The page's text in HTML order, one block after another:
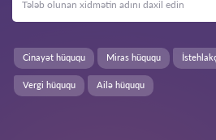
Ailə hüququ
Cinayət hüququ Miras hüququ
Vergi hüququ